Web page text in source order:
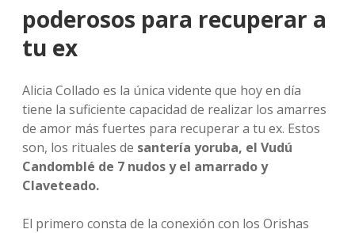
poderosos para recuperar a
tu ex
Alicia Collado es la única vidente que hoy en día
tiene la suficiente capacidad de realizar los amarres
de amor más fuertes para recuperar a tu ex. Estos
son, los rituales de santería yoruba, el Vudú
Candomblé de 7 nudos y el amarrado y
Claveteado.
El primero consta de la conexión con los Orishas